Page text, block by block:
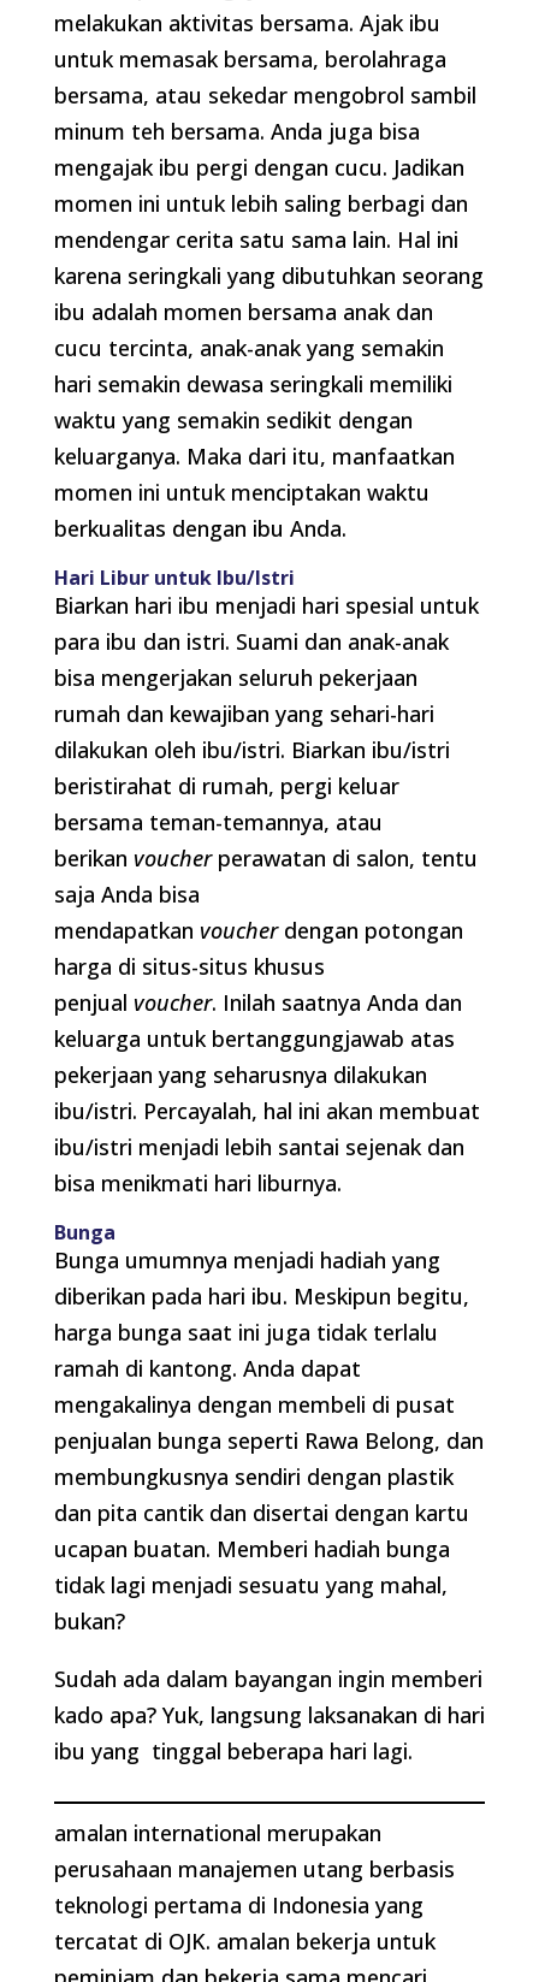
melakukan aktivitas bersama. Ajak ibu
untuk memasak bersama, berolahraga
bersama, atau sekedar mengobrol sambil
minum teh bersama. Anda juga bisa
mengajak ibu pergi dengan cucu. Jadikan
momen ini untuk lebih saling berbagi dan
mendengar cerita satu sama lain. Hal ini
karena seringkali yang dibutuhkan seorang
ibu adalah momen bersama anak dan
cucu tercinta, anak-anak yang semakin
hari semakin dewasa seringkali memiliki
waktu yang semakin sedikit dengan
keluarganya. Maka dari itu, manfaatkan
momen ini untuk menciptakan waktu
berkualitas dengan ibu Anda.
Hari Libur untuk Ibu/Istri
Biarkan hari ibu menjadi hari spesial untuk
para ibu dan istri. Suami dan anak-anak
bisa mengerjakan seluruh pekerjaan
rumah dan kewajiban yang sehari-hari
dilakukan oleh ibu/istri. Biarkan ibu/istri
beristirahat di rumah, pergi keluar
bersama teman-temannya, atau
berikan voucher perawatan di salon, tentu
saja Anda bisa
mendapatkan voucher dengan potongan
harga di situs-situs khusus
penjual voucher. Inilah saatnya Anda dan
keluarga untuk bertanggungjawab atas
pekerjaan yang seharusnya dilakukan
ibu/istri. Percayalah, hal ini akan membuat
ibu/istri menjadi lebih santai sejenak dan
bisa menikmati hari liburnya.
Bunga
Bunga umumnya menjadi hadiah yang
diberikan pada hari ibu. Meskipun begitu,
harga bunga saat ini juga tidak terlalu
ramah di kantong. Anda dapat
mengakalinya dengan membeli di pusat
penjualan bunga seperti Rawa Belong, dan
membungkusnya sendiri dengan plastik
dan pita cantik dan disertai dengan kartu
ucapan buatan. Memberi hadiah bunga
tidak lagi menjadi sesuatu yang mahal,
bukan?
Sudah ada dalam bayangan ingin memberi
kado apa? Yuk, langsung laksanakan di hari
ibu yang tinggal beberapa hari lagi.
amalan international merupakan
perusahaan manajemen utang berbasis
teknologi pertama di Indonesia yang
tercatat di OJK. amalan bekerja untuk